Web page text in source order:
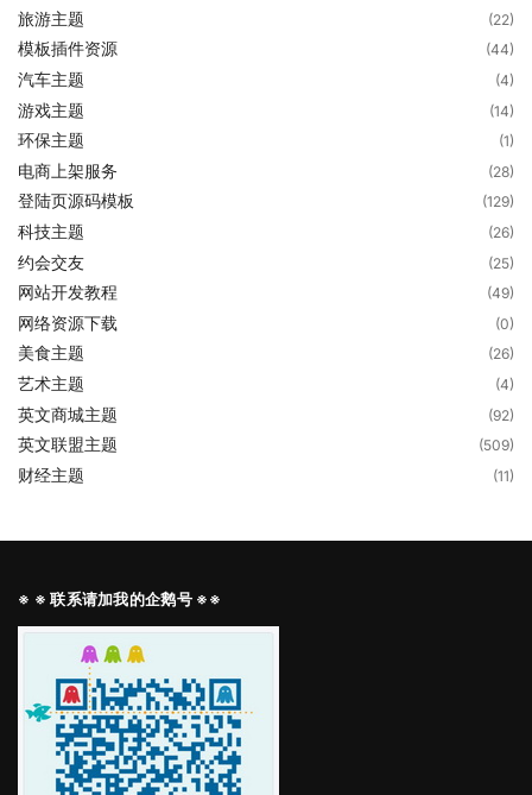
旅游主题 (22)
模板插件资源 (44)
汽车主题 (4)
游戏主题 (14)
环保主题 (1)
电商上架服务 (28)
登陆页源码模板 (129)
科技主题 (26)
约会交友 (25)
网站开发教程 (49)
网络资源下载 (0)
美食主题 (26)
艺术主题 (4)
英文商城主题 (92)
英文联盟主题 (509)
财经主题 (11)
※ ※ 联系请加我的企鹅号 ※※